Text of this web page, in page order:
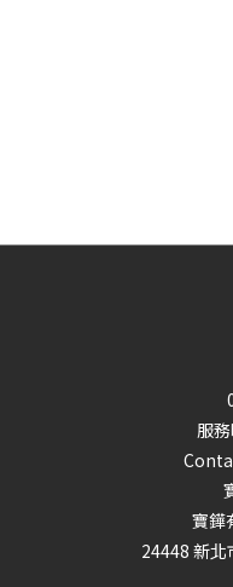
服
寶鏵
24448 新